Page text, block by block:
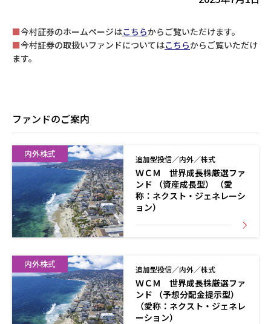
■今村証券のホームページはこちらからご覧いただけます。
■今村証券の取扱いファンドについてはこちらからご覧いただけ
ます。
ファンドのご案内
内外株式 追加型投信／内外／株式
ＷＣＭ 世界成長株厳選ファ
ンド （資産成長型） （愛
称：ネクスト・ジェネレーシ
ョン）
内外株式 追加型投信／内外／株式
ＷＣＭ 世界成長株厳選ファ
ンド （予想分配金提示型）
（愛称：ネクスト・ジェネレ
ーション）